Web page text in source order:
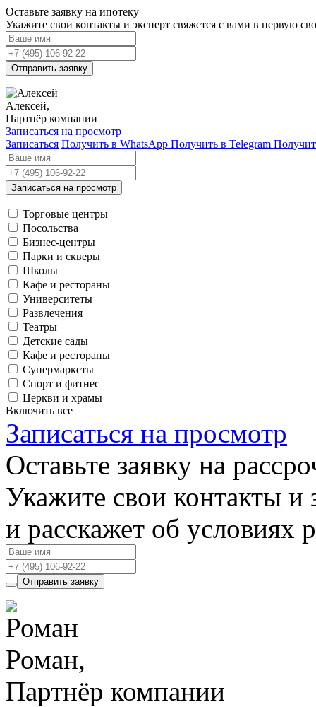
Оставьте заявку на ипотеку
Укажите свои контакты и эксперт свяжется с вами в первую
Отправить заявку
Алексей,
Партнёр компании
Записаться на просмотр
Записаться Получить в WhatsApp Получить в Telegram
Записаться на просмотр
Торговые центры
Посольства
Бизнес-центры
Парки и скверы
Школы
Кафе и рестораны
Университеты
Развлечения
Театры
Детские сады
Кафе и рестораны
Супермаркеты
Спорт и фитнес
Церкви и храмы
Включить все
Записаться на просмотр
Оставьте заявку на
Укажите свои контакты и
и расскажет об условиях
Отправить заявку
Роман,
Партнёр компании